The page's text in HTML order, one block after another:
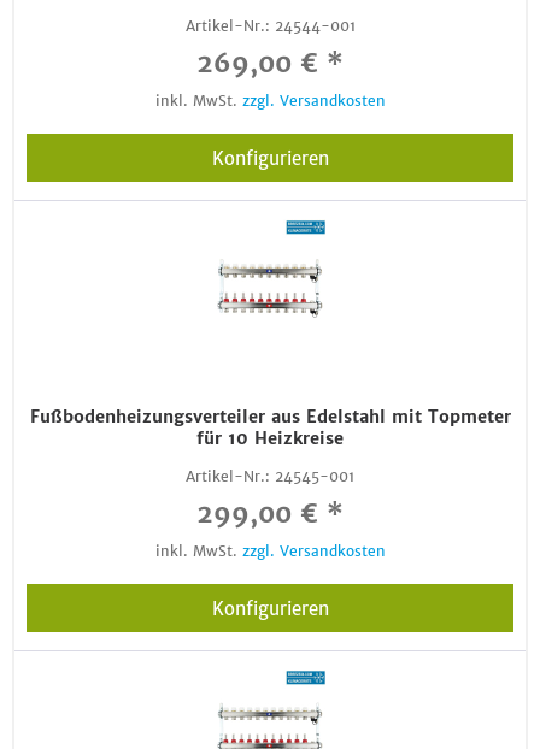
Artikel-Nr.: 24544-001
269,00 € *
inkl. MwSt. zzgl. Versandkosten
Konfigurieren
Fußbodenheizungsverteiler aus Edelstahl mit Topmeter
für 10 Heizkreise
Artikel-Nr.: 24545-001
299,00 € *
inkl. MwSt. zzgl. Versandkosten
Konfigurieren